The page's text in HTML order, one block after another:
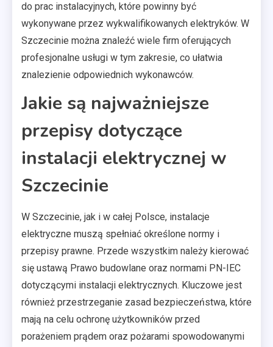
do prac instalacyjnych, które powinny być
wykonywane przez wykwalifikowanych elektryków. W
Szczecinie można znaleźć wiele firm oferujących
profesjonalne usługi w tym zakresie, co ułatwia
znalezienie odpowiednich wykonawców.
Jakie są najważniejsze
przepisy dotyczące
instalacji elektrycznej w
Szczecinie
W Szczecinie, jak i w całej Polsce, instalacje
elektryczne muszą spełniać określone normy i
przepisy prawne. Przede wszystkim należy kierować
się ustawą Prawo budowlane oraz normami PN-IEC
dotyczącymi instalacji elektrycznych. Kluczowe jest
również przestrzeganie zasad bezpieczeństwa, które
mają na celu ochronę użytkowników przed
porażeniem prądem oraz pożarami spowodowanymi